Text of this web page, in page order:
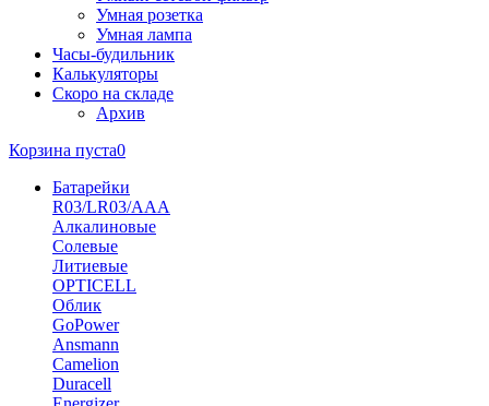
Умная розетка
Умная лампа
Часы-будильник
Калькуляторы
Скоро на складе
Архив
Корзина пуста0
Батарейки
R03/LR03/AAA
Алкалиновые
Солевые
Литиевые
OPTICELL
Облик
GoPower
Ansmann
Camelion
Duracell